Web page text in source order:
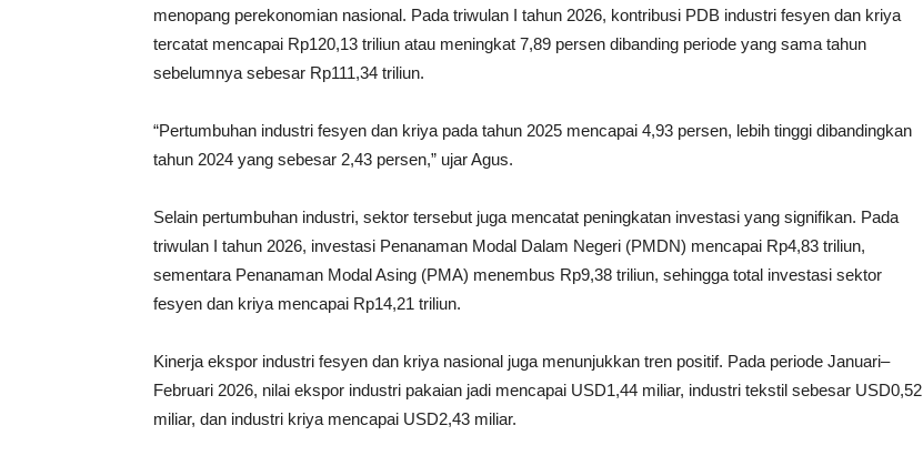
menopang perekonomian nasional. Pada triwulan I tahun 2026, kontribusi PDB industri fesyen dan kriya
tercatat mencapai Rp120,13 triliun atau meningkat 7,89 persen dibanding periode yang sama tahun
sebelumnya sebesar Rp111,34 triliun.
“Pertumbuhan industri fesyen dan kriya pada tahun 2025 mencapai 4,93 persen, lebih tinggi dibandingkan
tahun 2024 yang sebesar 2,43 persen,” ujar Agus.
Selain pertumbuhan industri, sektor tersebut juga mencatat peningkatan investasi yang signifikan. Pada
triwulan I tahun 2026, investasi Penanaman Modal Dalam Negeri (PMDN) mencapai Rp4,83 triliun,
sementara Penanaman Modal Asing (PMA) menembus Rp9,38 triliun, sehingga total investasi sektor
fesyen dan kriya mencapai Rp14,21 triliun.
Kinerja ekspor industri fesyen dan kriya nasional juga menunjukkan tren positif. Pada periode Januari–
Februari 2026, nilai ekspor industri pakaian jadi mencapai USD1,44 miliar, industri tekstil sebesar USD0,52
miliar, dan industri kriya mencapai USD2,43 miliar.